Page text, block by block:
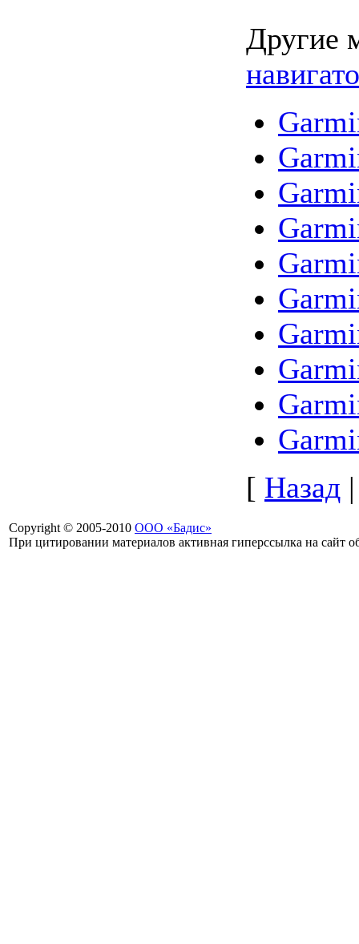
Другие
[ Назад
Copyright © 2005-2010 ООО «Бадис»
При цитировании материалов активная гиперссылка на сайт